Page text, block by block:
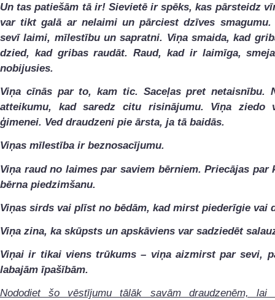
Un tas patiešām tā ir! Sievietē ir spēks, kas pārsteidz
var tikt galā ar nelaimi un pārciest dzīves smagumu.
sevī laimi, mīlestību un sapratni. Viņa smaida, kad
dzied, kad gribas raudāt. Raud, kad ir laimīga,
nobijusies.
Viņa cīnās par to, kam tic. Saceļas pret netaisnību.
atteikumu, kad saredz citu risinājumu. Viņa ziedo
ģimenei. Ved draudzeni pie ārsta, ja tā baidās.
Viņas mīlestība ir beznosacījumu.
Viņa raud no laimes par saviem bērniem. Priecājas par
bērna piedzimšanu.
Viņas sirds vai plīst no bēdām, kad mirst piederīgie vai
Viņa zina, ka skūpsts un apskāviens var sadziedēt
Viņai ir tikai viens trūkums – viņa aizmirst par sevi,
labajām īpašībām.
Nododiet šo vēstījumu tālāk savām draudzenēm, lai